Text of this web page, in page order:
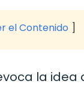
el Contenido
la idea